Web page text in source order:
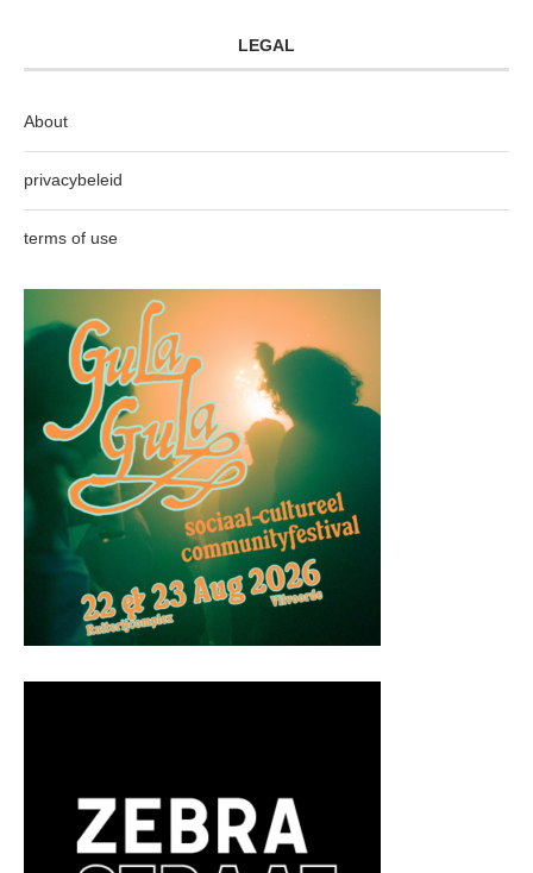
LEGAL
About
privacybeleid
terms of use